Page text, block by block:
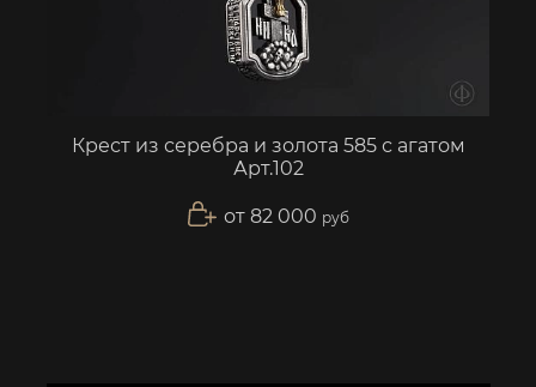
Крест из серебра и золота 585 с агатом
Арт.102
от 82 000 руб